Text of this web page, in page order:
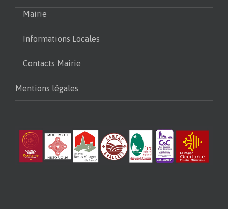
Mairie
Informations Locales
Contacts Mairie
Mentions légales